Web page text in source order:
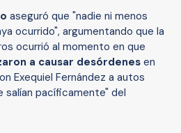
aseguró que "nadie ni menos
ocurrido", argumentando que la
ocurrió al momento en que
a causar desórdenes en
Exequiel Fernández a autos
salían pacíficamente" del